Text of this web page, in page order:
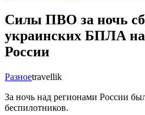
Силы ПВО за ночь
украинских БПЛА
России
Разноеtravellik
За ночь над регионами России
беспилотников.